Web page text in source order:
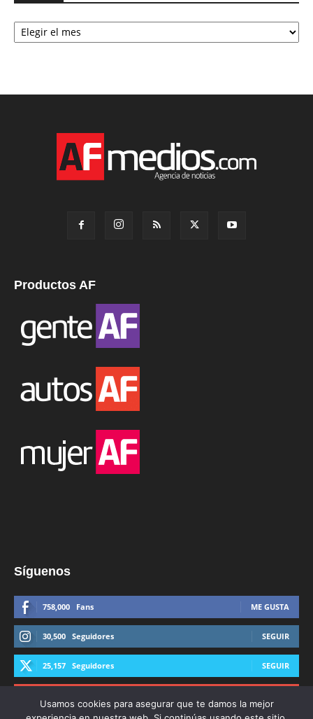
Archivo
Productos AF
Síguenos
758,000 Fans ME GUSTA
30,500 Seguidores SEGUIR
25,157 Seguidores SEGUIR
Usamos cookies para asegurar que te damos la mejor